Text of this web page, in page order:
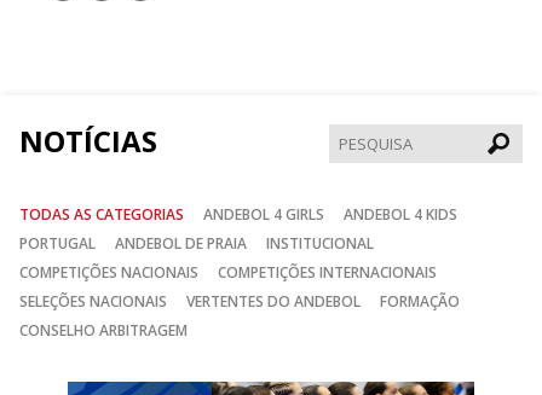
NOTÍCIAS
TODAS AS CATEGORIAS ANDEBOL 4 GIRLS
ANDEBOL 4 KIDS
PORTUGAL
ANDEBOL DE PRAIA
INSTITUCIONAL
COMPETIÇÕES NACIONAIS
COMPETIÇÕES INTERNACIONAIS
SELEÇÕES NACIONAIS
VERTENTES DO ANDEBOL
FORMAÇÃO
CONSELHO ARBITRAGEM